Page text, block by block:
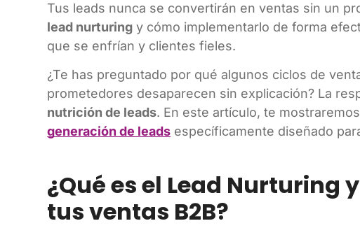
Tus leads nunca se convertirán en ventas sin un
lead nurturing y cómo implementarlo de forma
que se enfrían y clientes fieles.
¿Te has preguntado por qué algunos ciclos de
prometedores desaparecen sin explicación? La
nutrición de leads. En este artículo, te
generación de leads específicamente diseñado
¿Qué es el Lead Nurturing
tus ventas B2B?